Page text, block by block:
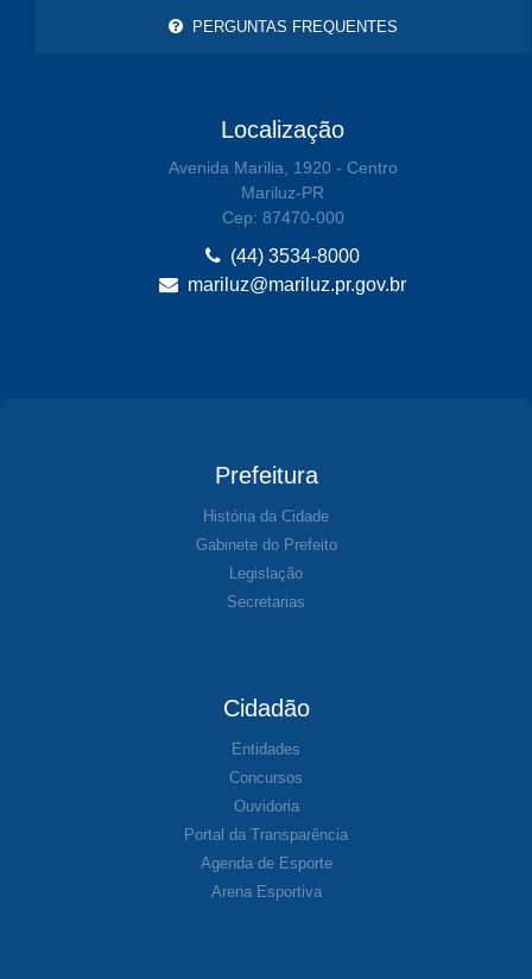
PERGUNTAS FREQUENTES
Localização
Avenida Marilia, 1920 - Centro
Mariluz-PR
Cep: 87470-000
(44) 3534-8000
mariluz@mariluz.pr.gov.br
Prefeitura
História da Cidade
Gabinete do Prefeito
Legislação
Secretarias
Cidadão
Entidades
Concursos
Ouvidoria
Portal da Transparência
Agenda de Esporte
Arena Esportiva